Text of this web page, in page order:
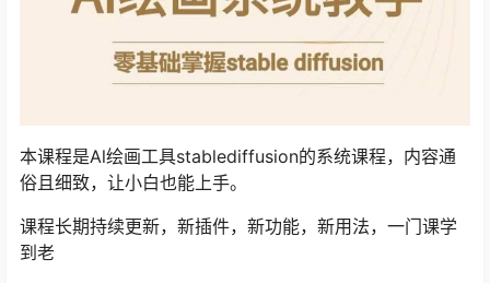
本课程是Al绘画工具stablediffusion的系统课程，内容通
俗且细致，让小白也能上手。
课程长期持续更新，新插件，新功能，新用法，一门课学
到老